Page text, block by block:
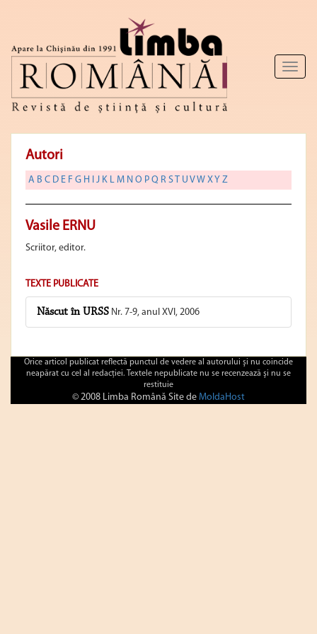
Toggle
Autori
A B C D E F G H I J K L M N O P Q R S T U VW X Y Z
Vasile ERNU
Scriitor, editor.
TEXTE PUBLICATE
Născut în URSS Nr. 7-9, anul XVI, 2006
Orice articol publicat reflectă punctul de vedere al autorului şi nu coincide
neapărat cu cel al redacţiei. Textele nepublicate nu se recenzează şi nu se
restituie
© 2008 Limba Română Site de MoldaHost